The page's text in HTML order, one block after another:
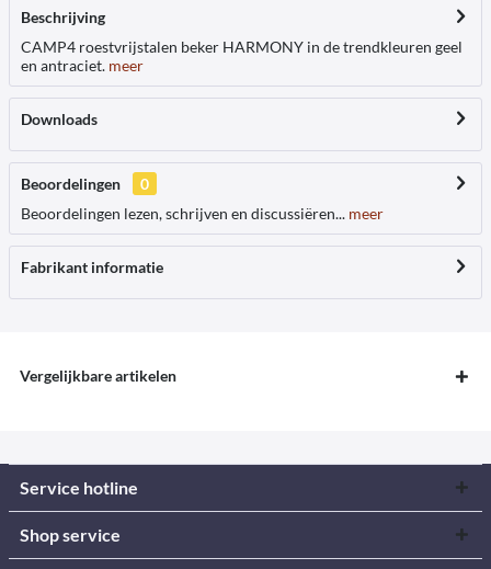
Beschrijving
CAMP4 roestvrijstalen beker HARMONY in de trendkleuren geel
en antraciet. meer
Downloads
Beoordelingen
0
Beoordelingen lezen, schrijven en discussiëren... meer
Fabrikant informatie
Vergelijkbare artikelen
Service hotline
Shop service